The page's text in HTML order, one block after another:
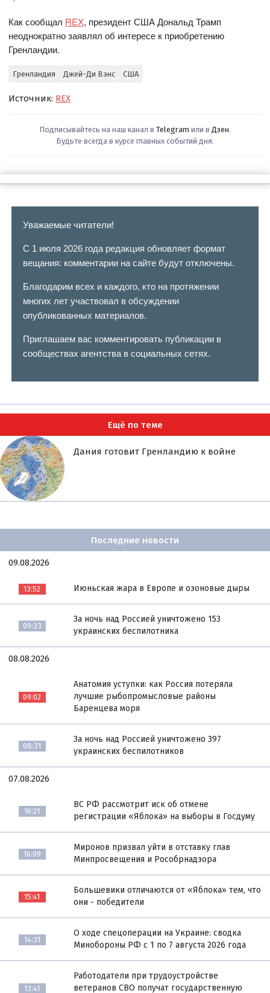
Как сообщал REX, президент США Дональд Трамп
неоднократно заявлял об интересе к приобретению
Гренландии.
Гренландия Джей-Ди Вэнс США
Источник: REX
Подписывайтесь на наш канал в Telegram или в Дзен.
Будьте всегда в курсе главных событий дня.
Уважаемые читатели!
С 1 июля 2026 года редакция обновляет формат
вещания: комментарии на сайте будут отключены.
Благодарим всех и каждого, кто на протяжении
многих лет участвовал в обсуждении
опубликованных материалов.
Приглашаем вас комментировать публикации в
сообществах агентства в социальных сетях.
Ещё по теме
Дания готовит Гренландию к войне
Последние новости
09.08.2026
13:52 Июньская жара в Европе и озоновые дыры
09:33
За ночь над Россией уничтожено 153
украинских беспилотника
08.08.2026
09:02
Анатомия уступки: как Россия потеряла
лучшие рыбопромысловые районы
Баренцева моря
08:31
За ночь над Россией уничтожено 397
украинских беспилотников
07.08.2026
16:21
ВС РФ рассмотрит иск об отмене
регистрации «Яблока» на выборы в Госдуму
16:09
Миронов призвал уйти в отставку глав
Минпросвещения и Рособрнадзора
15:41
Большевики отличаются от «Яблока» тем, что
они - победители
14:31
О ходе спецоперации на Украине: сводка
Минобороны РФ с 1 по 7 августа 2026 года
13:41
Работодатели при трудоустройстве
ветеранов СВО получат государственную